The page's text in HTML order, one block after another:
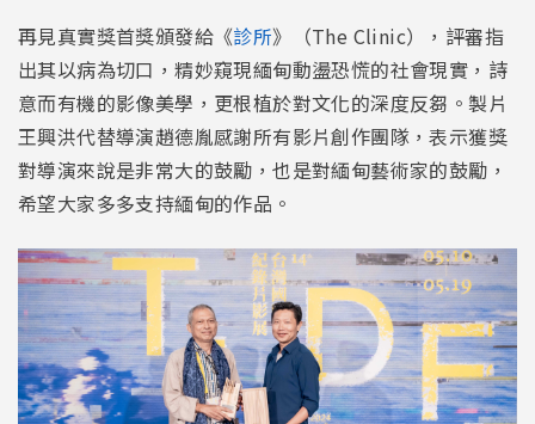
再見真實獎首獎頒發給《診所》（The Clinic），評審指
出其以病為切口，精妙窺現緬甸動盪恐慌的社會現實，詩
意而有機的影像美學，更根植於對文化的深度反芻。製片
王興洪代替導演趙德胤感謝所有影片創作團隊，表示獲獎
對導演來說是非常大的鼓勵，也是對緬甸藝術家的鼓勵，
希望大家多多支持緬甸的作品。